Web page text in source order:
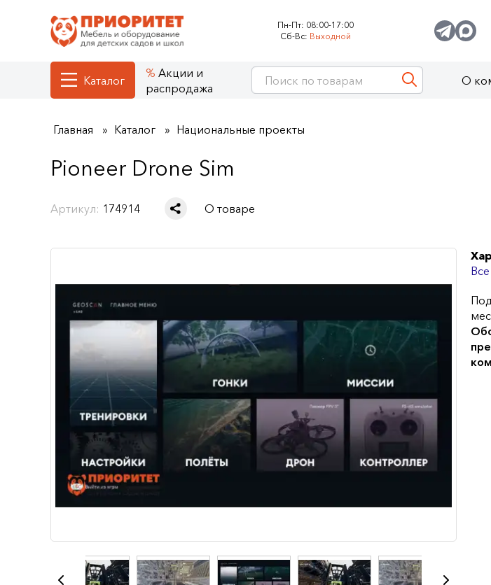
Пн-Пт: 08:00-17:00
Сб-Вс: Выходной
Каталог
Акции и
распродажа
О
Главная Каталог Национальные проекты
Pioneer Drone Sim
Артикул: 174914 О товаре